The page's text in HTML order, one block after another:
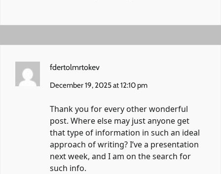
fdertolmrtokev
December 19, 2025 at 12:10 pm
Thank you for every other wonderful
post. Where else may just anyone get
that type of information in such an ideal
approach of writing? I’ve a presentation
next week, and I am on the search for
such info.